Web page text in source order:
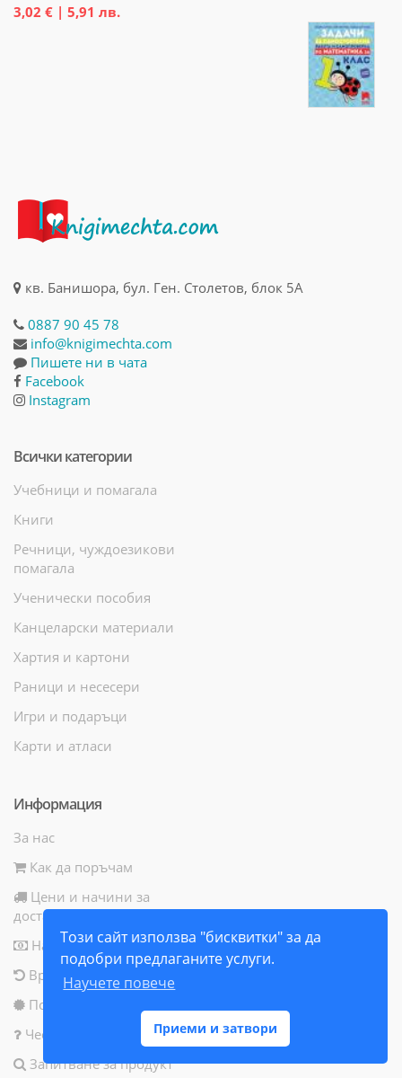
Този сайт използва "бисквитки" за да
подобри предлаганите услуги.
Научете повече
Приеми и затвори
3,02 € | 5,91 лв.
кв. Банишора, бул. Ген. Столетов, блок 5А
0887 90 45 78
info@knigimechta.com
Пишете ни в чата
Facebook
Instagram
Всички категории
Учебници и помагала
Книги
Речници, чуждоезикови
помагала
Ученически пособия
Канцеларски материали
Хартия и картони
Раници и несесери
Игри и подаръци
Карти и атласи
Информация
За нас
Как да поръчам
Цени и начини за
доставка
Начини за плащане
Връщане на продукт
Политика за бисквитки
Често задавани въпроси
Запитване за продукт